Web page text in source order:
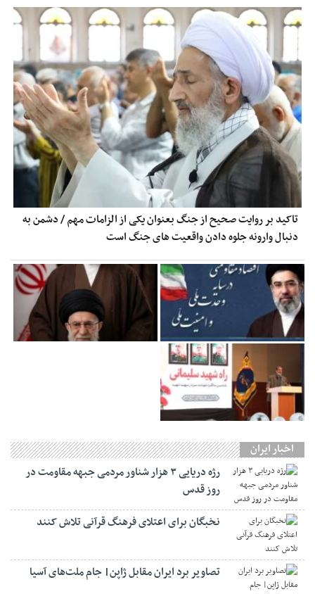
تاکید بر روایت صحیح از جنگ بعنوان یکی از الزامات مهم / دشمن به
دنبال وارونه جلوه دادن واقعیت های جنگ است
اخبار ایران
رژه دریایی ۳ هزار شناور مردمی جبهه مقاومت در
روز قدس
نخبگان برای اعتلای فرهنگ قرآنی تلاش کنند
تصاویر برد ایران مقابل ژاپن| جام ملت‌های آسیا